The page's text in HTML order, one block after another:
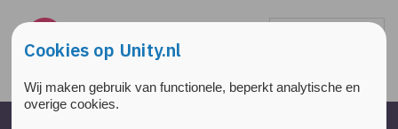
Cookies op Unity.nl
Wij maken gebruik van functionele, beperkt analytische en
overige cookies.